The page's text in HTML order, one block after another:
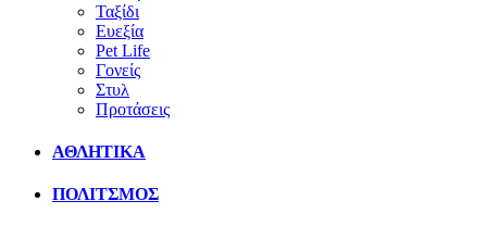
Ταξίδι
Ευεξία
Pet Life
Γονείς
Στυλ
Προτάσεις
ΑΘΛΗΤΙΚΑ
ΠΟΛΙΤΣΜΟΣ